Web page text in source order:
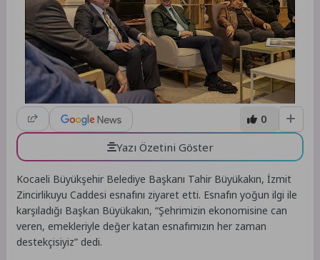
0
Yazı Özetini Göster
Kocaeli Büyükşehir Belediye Başkanı Tahir Büyükakın, İzmit
Zincirlikuyu Caddesi esnafını ziyaret etti. Esnafın yoğun ilgi ile
karşıladığı Başkan Büyükakın, “Şehrimizin ekonomisine can
veren, emekleriyle değer katan esnafımızın her zaman
destekçisiyiz” dedi.